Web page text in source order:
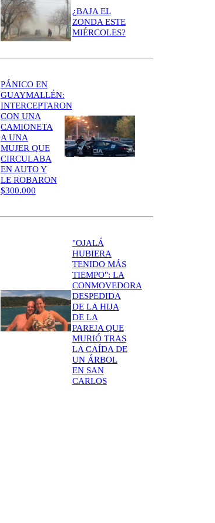
¿BAJA EL
ZONDA ESTE
MIÉRCOLES?
PÁNICO EN
GUAYMALLÉN:
INTERCEPTARON
CON UNA
CAMIONETA
A UNA
MUJER QUE
CIRCULABA
EN AUTO Y
LE ROBARON
$300.000
"OJALÁ
HUBIERA
TENIDO MÁS
TIEMPO": LA
CONMOVEDORA
DESPEDIDA
DE LA HIJA
DE LA
PAREJA QUE
MURIÓ TRAS
LA CAÍDA DE
UN ÁRBOL
EN SAN
CARLOS